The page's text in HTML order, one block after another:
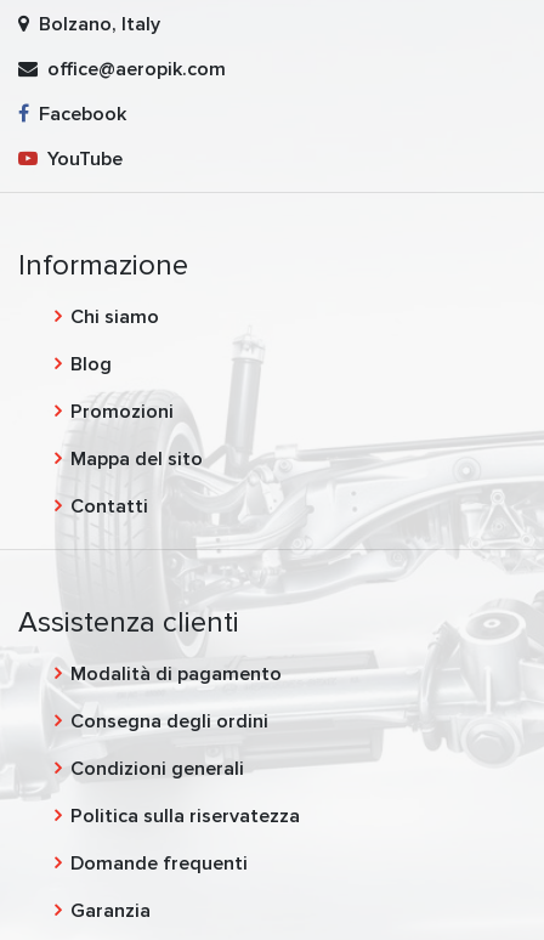
Bolzano, Italy
office@aeropik.com
Facebook
YouTube
Informazione
Chi siamo
Blog
Promozioni
Mappa del sito
Contatti
Assistenza clienti
Modalità di pagamento
Consegna degli ordini
Condizioni generali
Politica sulla riservatezza
Domande frequenti
Garanzia